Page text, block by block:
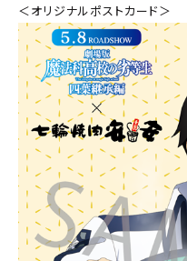
＜オリジナルポストカード＞